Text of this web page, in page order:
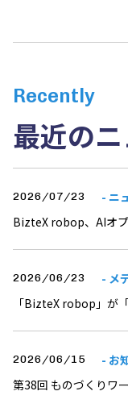
Recently
最近の
2026/07/23
- ニ
BizteX robop、AIオ
2026/06/23
- メ
「BizteX robop」が
2026/06/15
- お
第38回 ものづくりワ